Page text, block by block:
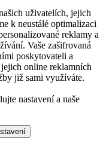
uživatelích, jejich
k neustálé optimalizaci
reklamy a
Vaše zašifrovaná
poskytovateli a
online reklamních
již sami využíváte.
nastavení a naše